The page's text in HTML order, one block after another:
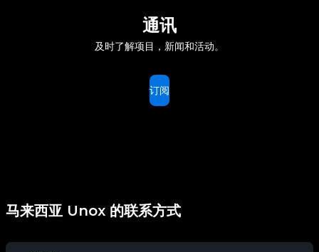
通讯
及时了解项目，新闻和活动。
订阅
马来西亚 Unox 的联系方式